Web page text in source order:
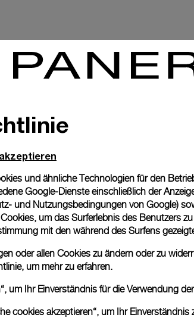
Es hat einen
sicher positioniert,
verfügt das
Sekundenzeiger
eine präzise
und ähnliche Technologien für den
Google-Dienste einschließlich der
und Nutzungsbedingungen von Google)
um das Surferlebnis des Benutzers
mit den während des Surfens
oder allen Cookies zu ändern oder zu
, um mehr zu erfahren.
um Ihr Einverständnis für die Verwendung
cookies akzeptieren“, um Ihr